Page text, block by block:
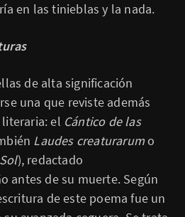
en las tinieblas y la nada.
de alta significación
una que reviste además
el Cántico de las
Laudes creaturarumo
), redactado
antes de su muerte. Según
de este poema fue un